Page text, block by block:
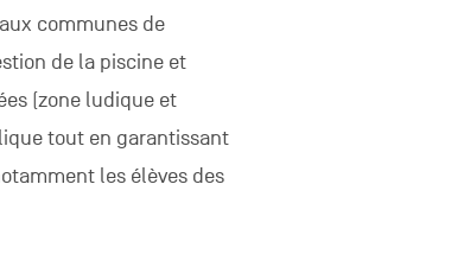
communes de
de la piscine et
(zone ludique et
tout en garantissant
les élèves des